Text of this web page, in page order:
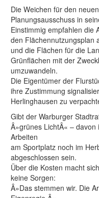
Die Weichen für den
Planungsausschuss in
Einstimmig empfahlen die
den Flächennutzungsplan
und die Flächen für die
Grünflächen mit der
umzuwandeln.
Die Eigentümer der
ihre Zustimmung
Herlinghausen zu
Gibt der Warburger
Â»grünes LichtÂ« –
Arbeiten
am Sportplatz noch im
abgeschlossen sein.
Über die Kosten macht
keine Sorgen:
Â»Das stemmen wir. Die